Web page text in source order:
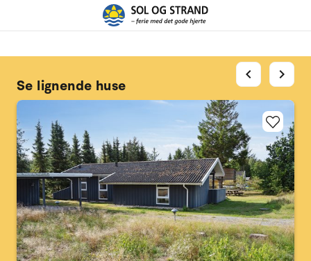
Se lignende huse
chevron_left chevron_right